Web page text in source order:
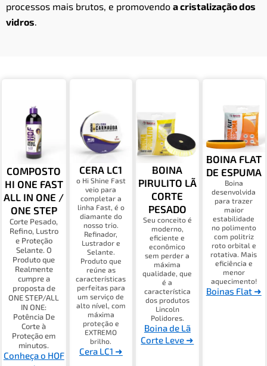
processos mais brutos, e promovendo a cristalização dos
vidros.
COMPOSTO
HI ONE FAST
ALL IN ONE /
ONE STEP
Corte Pesado,
Refino, Lustro
e Proteção
Selante. O
Produto que
Realmente
cumpre a
proposta de
ONE STEP/ALL
IN ONE:
Potência De
Corte à
Proteção em
minutos.
Conheça o HOF
CERA LC1
o Hi Shine Fast
veio para
completar a
linha Fast, é o
diamante do
nosso trio.
Refinador,
Lustrador e
Selante.
Produto que
reúne as
características
perfeitas para
um serviço de
alto nível, com
máxima
proteção e
EXTREMO
brilho.
Cera LC1 ➜
BOINA
PIRULITO LÃ
CORTE
PESADO
Seu conceito é
moderno,
eficiente e
econômico
sem perder a
máxima
qualidade, que
é a
característica
dos produtos
Lincoln
Polidores.
Boina de Lã
Corte Leve ➜
BOINA FLAT
DE ESPUMA
Boina
desenvolvida
para trazer
maior
estabilidade
no polimento
com politriz
roto orbital e
rotativa. Mais
eficiência e
menor
aquecimento!
Boinas Flat ➜